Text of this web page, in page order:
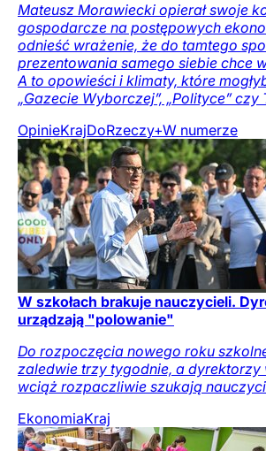
Mateusz Morawiecki opierał swoje
gospodarcze na postępowych
odnieść wrażenie, że do tamtego
prezentowania samego siebie chce
A to opowieści i klimaty, które
„Gazecie Wyborczej”, „Polityce” czy
OpinieKrajDoRzeczy+W numerze
W szkołach brakuje nauczycieli.
urządzają "polowanie"
Do rozpoczęcia nowego roku
zaledwie trzy tygodnie, a dyrektorzy
wciąż rozpaczliwie szukają
EkonomiaKraj